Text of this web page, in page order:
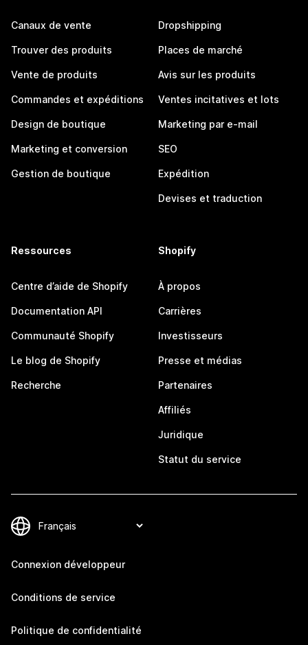
Canaux de vente
Trouver des produits
Vente de produits
Commandes et expéditions
Design de boutique
Marketing et conversion
Gestion de boutique
Dropshipping
Places de marché
Avis sur les produits
Ventes incitatives et lots
Marketing par e-mail
SEO
Expédition
Devises et traduction
Ressources
Centre d’aide de Shopify
Documentation API
Communauté Shopify
Le blog de Shopify
Recherche
Shopify
À propos
Carrières
Investisseurs
Presse et médias
Partenaires
Affiliés
Juridique
Statut du service
Connexion développeur
Conditions de service
Politique de confidentialité